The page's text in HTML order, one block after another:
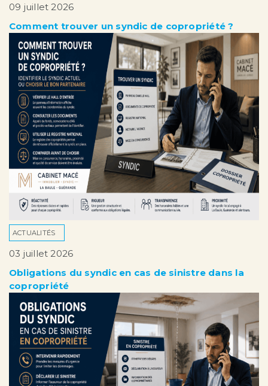
09 juillet 2026
Comment trouver un syndic de copropriété ?
ACTUALITÉS
03 juillet 2026
Obligations du syndic en cas de sinistre dans la
copropriété